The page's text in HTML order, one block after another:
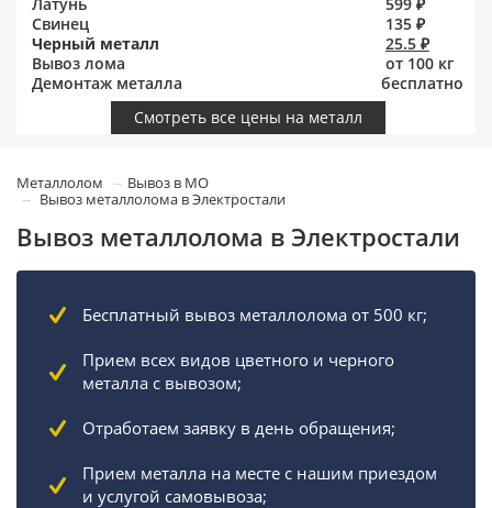
Свинец
135 ₽
Черный металл
25.5 ₽
Вывоз лома
от 100 кг
Демонтаж металла
бесплатно
Смотреть все цены на металл
Металлолом
Вывоз в МО
Вывоз металлолома в Электростали
Вывоз металлолома в Электростали
Бесплатный вывоз металлолома от 500 кг;
Прием всех видов цветного и черного
металла с вывозом;
Отработаем заявку в день обращения;
Прием металла на месте с нашим приездом
и услугой самовывоза;